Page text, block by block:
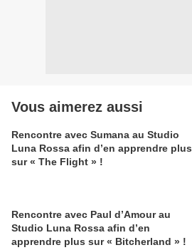
Vous aimerez aussi
Rencontre avec Sumana au Studio
Luna Rossa afin d’en apprendre plus
sur « The Flight » !
Rencontre avec Paul d’Amour au
Studio Luna Rossa afin d’en
apprendre plus sur « Bitcherland » !